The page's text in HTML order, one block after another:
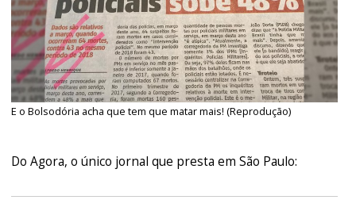
E o Bolsodória acha que tem que matar mais! (Reprodução)
Do Agora, o único jornal que presta em São Paulo: